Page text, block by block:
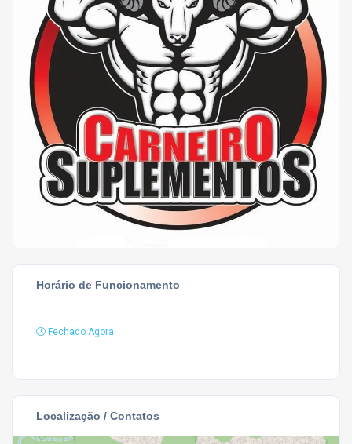
Horário de Funcionamento
Fechado Agora
Localização / Contatos